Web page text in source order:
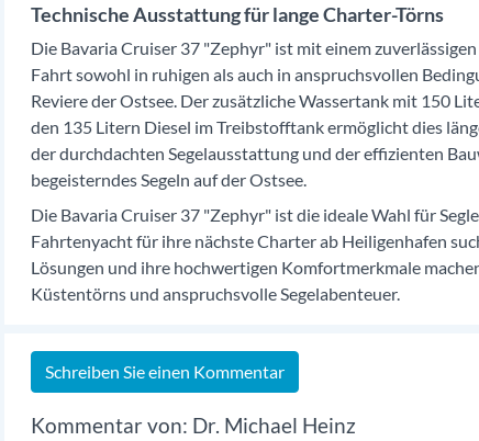
Technische Ausstattung für lange Charter-Törns
Die Bavaria Cruiser 37 "Zephyr" ist mit einem
Fahrt sowohl in ruhigen als auch in anspruchsvollen
Reviere der Ostsee. Der zusätzliche Wassertank mit 150
den 135 Litern Diesel im Treibstofftank ermöglicht dies
der durchdachten Segelausstattung und der effizienten
begeisterndes Segeln auf der Ostsee.
Die Bavaria Cruiser 37 "Zephyr" ist die ideale Wahl für
Fahrtenyacht für ihre nächste Charter ab Heiligenhafen
Lösungen und ihre hochwertigen Komfortmerkmale
Küstentörns und anspruchsvolle Segelabenteuer.
Schreiben Sie einen Kommentar
Dr. Michael Heinz